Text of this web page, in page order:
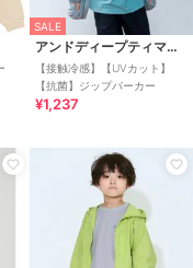
SALE
アンドディープティマイン
【接触冷感】【UVカット】
【抗菌】ジップパーカー
¥1,237